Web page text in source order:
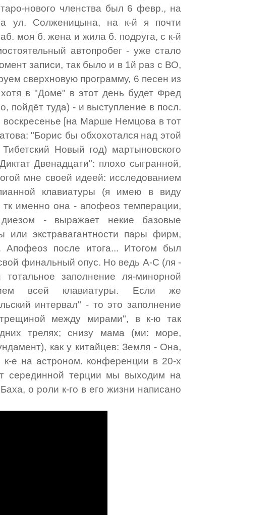
нового членства был 6 февр., на
ул. Солженицына, на к-й я почти
моя б. жена и жила б. подруга, с к-й
автопробег - уже стало
записи, так было и в 1й раз с ВО,
сверхновую программу, 6 песен из
в "Доме" в этот день будет Фред
пойдёт туда) - и выступление в посл.
[на Марше Немцова в тот
"Борис бы обхохотался над этой
Новый год) мартыновского
Двенадцати": плохо сыгранной,
мне своей идеей: исследованием
клавиатуры (я имею в виду
именно она - апофеоз темперации,
- выражает некие базовые
экстравагантности пары фирм,
после итога... Итогом был
финальный опус. Но ведь А-С (ля -
заполнение ля-минорной
всей клавиатуры. Если же
интервал" - то это заполнение
между мирами", в к-ю так
трелях; снизу мама (ми: море,
как у китайцев: Земля - Она,
е на астроном. конференции в 20-х
серединной терции мы выходим на
о роли к-го в его жизни написано